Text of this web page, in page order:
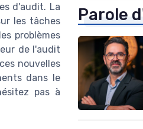
d'audit. La
les tâches
problèmes
de l'audit
nouvelles
dans le
pas à
Parole